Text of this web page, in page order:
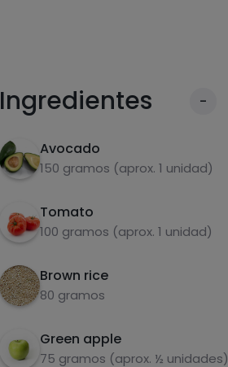
Ingredientes -
Avocado
150 gramos (aprox. 1 unidad)
Tomato
100 gramos (aprox. 1 unidad)
Brown rice
80 gramos
Green apple
75 gramos (aprox. ½ unidades)